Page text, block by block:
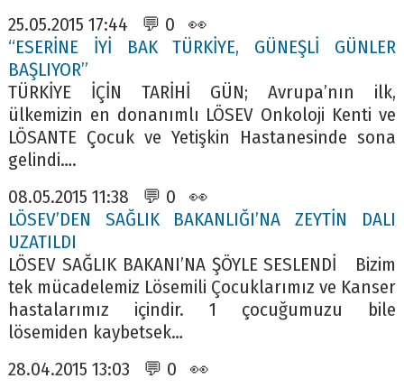
25.05.2015 17:44 💬 0 👀
“ESERİNE İYİ BAK TÜRKİYE, GÜNEŞLİ GÜNLER
BAŞLIYOR”
TÜRKİYE İÇİN TARİHİ GÜN; Avrupa’nın ilk,
ülkemizin en donanımlı LÖSEV Onkoloji Kenti ve
LÖSANTE Çocuk ve Yetişkin Hastanesinde sona
gelindi….
08.05.2015 11:38 💬 0 👀
LÖSEV’DEN SAĞLIK BAKANLIĞI’NA ZEYTİN DALI
UZATILDI
LÖSEV SAĞLIK BAKANI’NA ŞÖYLE SESLENDİ Bizim
tek mücadelemiz Lösemili Çocuklarımız ve Kanser
hastalarımız içindir. 1 çocuğumuzu bile
lösemiden kaybetsek…
28.04.2015 13:03 💬 0 👀